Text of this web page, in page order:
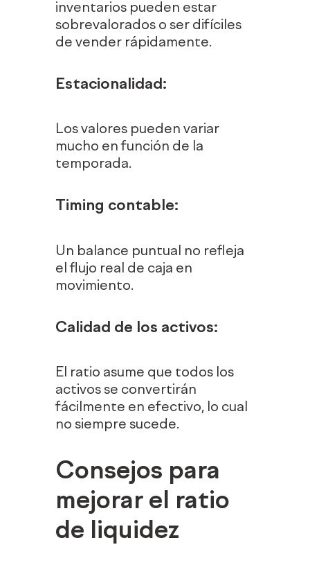
inventarios pueden estar
sobrevalorados o ser difíciles
de vender rápidamente.
Estacionalidad:
Los valores pueden variar
mucho en función de la
temporada.
Timing contable:
Un balance puntual no refleja
el flujo real de caja en
movimiento.
Calidad de los activos:
El ratio asume que todos los
activos se convertirán
fácilmente en efectivo, lo cual
no siempre sucede.
Consejos para
mejorar el ratio
de liquidez